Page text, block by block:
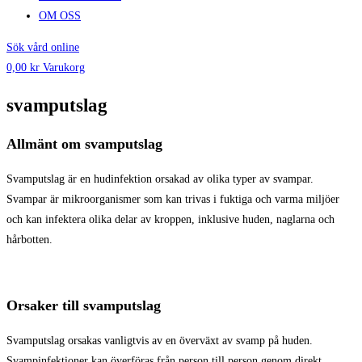
OM OSS
Sök vård online
0,00 kr Varukorg
svamputslag
Allmänt om svamputslag
Svamputslag är en hudinfektion orsakad av olika typer av svampar.
Svampar är mikroorganismer som kan trivas i fuktiga och varma miljöer
och kan infektera olika delar av kroppen, inklusive huden, naglarna och
hårbotten.
Orsaker till svamputslag
Svamputslag orsakas vanligtvis av en överväxt av svamp på huden.